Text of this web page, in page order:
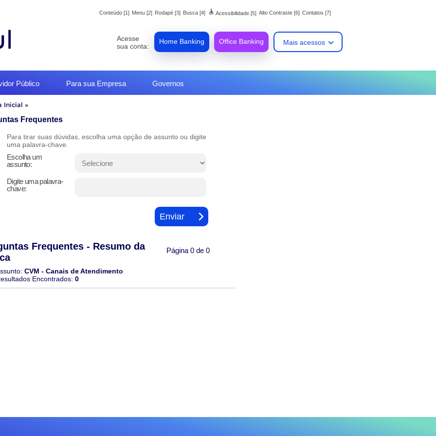
Conteúdo [1] Menu [2] Rodapé [3] Busca [4] accessible Acessibilidade [5] Alto Contraste [6] Contatos [7]
Acesse
sua conta:
Home Banking Office Banking Mais acessos
Público Para sua Empresa Governos
Inicial »
Frequentes
Para tirar suas dúvidas, escolha uma opção de assunto ou digite
uma palavra-chave.
Escolha um
assunto:
Digite uma palavra-
chave:
Frequentes - Resumo da
Página 0 de 0
CVM - Canais de Atendimento
Encontrados: 0